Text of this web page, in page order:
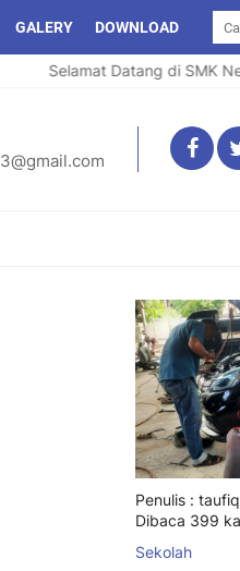
GALERY DOWNLOAD
Selamat Datang di SMK
Penulis : taufiq
Dibaca 399
Sekolah